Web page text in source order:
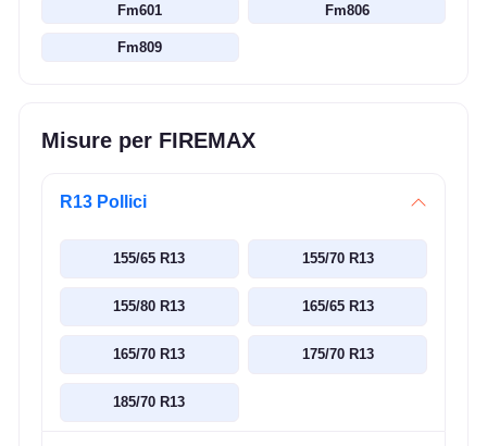
Fm601 Fm806
Fm809
Misure per FIREMAX
R13 Pollici
155/65 R13 155/70 R13
155/80 R13 165/65 R13
165/70 R13 175/70 R13
185/70 R13